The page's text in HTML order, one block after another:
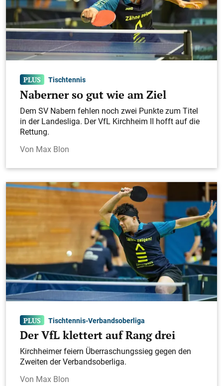
Tischtennis
Naberner so gut wie am Ziel
Dem SV Nabern fehlen noch zwei Punkte zum Titel
in der Landesliga. Der VfL Kirchheim II hofft auf die
Rettung.
Max Blon
Tischtennis-Verbandsoberliga
Der VfL klettert auf Rang drei
Kirchheimer feiern Überraschungssieg gegen den
Zweiten der Verbandsoberliga.
Max Blon